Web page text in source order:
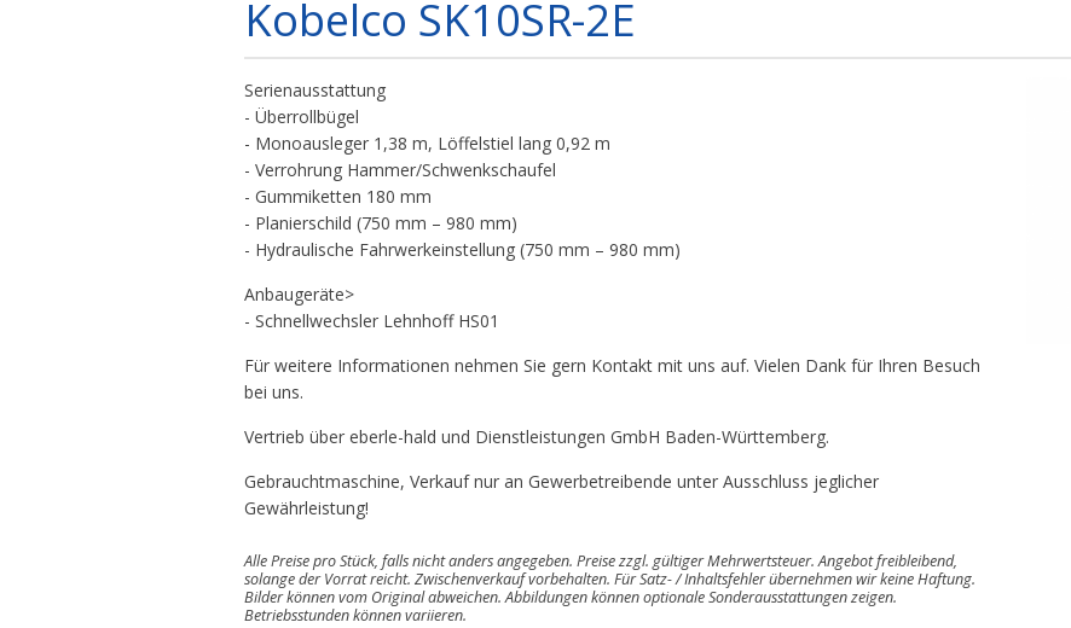
Kobelco SK10SR-2E
Serienausstattung
- Überrollbügel
- Monoausleger 1,38 m, Löffelstiel lang 0,92 m
- Verrohrung Hammer/Schwenkschaufel
- Gummiketten 180 mm
- Planierschild (750 mm – 980 mm)
- Hydraulische Fahrwerkeinstellung (750 mm – 980 mm)
Anbaugeräte>
- Schnellwechsler Lehnhoff HS01
Für weitere Informationen nehmen Sie gern Kontakt mit uns auf. Vielen Dank für Ihren Besuch
bei uns.
Vertrieb über eberle-hald und Dienstleistungen GmbH Baden-Württemberg.
Gebrauchtmaschine, Verkauf nur an Gewerbetreibende unter Ausschluss jeglicher
Gewährleistung!
Alle Preise pro Stück, falls nicht anders angegeben. Preise zzgl. gültiger Mehrwertsteuer. Angebot freibleibend,
solange der Vorrat reicht. Zwischenverkauf vorbehalten. Für Satz- / Inhaltsfehler übernehmen wir keine Haftung.
Bilder können vom Original abweichen. Abbildungen können optionale Sonderausstattungen zeigen.
Betriebsstunden können variieren.